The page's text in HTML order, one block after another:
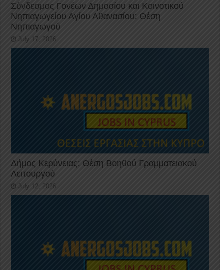
Σύνδεσμος Γονέων Δημοσίου και Κοινοτικού
Νηπιαγωγείου Αγίου Αθανασίου: Θέση
Νηπιαγωγού
July 17, 2026
Δήμος Κερύνειας: Θέση Βοηθού Γραμματειακού
Λειτουργού
July 12, 2026